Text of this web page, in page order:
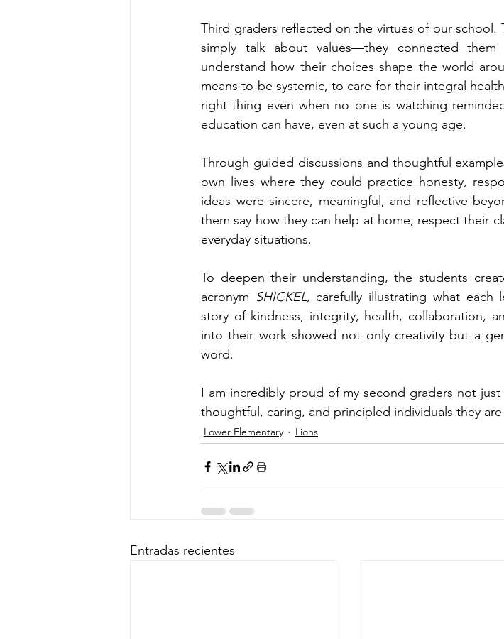
Third graders reflected on the virtues of our school.
simply talk about values—they connected
understand how their choices shape the world
means to be systemic, to care for their integral
right thing even when no one is watching
education can have, even at such a young age.
Through guided discussions and thoughtful
own lives where they could practice honesty,
ideas were sincere, meaningful, and reflective
them say how they can help at home, respect their
everyday situations.
To deepen their understanding, the students
acronym SHICKEL, carefully illustrating what each
story of kindness, integrity, health, collaboration,
into their work showed not only creativity but a
word.
I am incredibly proud of my second graders not
thoughtful, caring, and principled individuals they
Lower Elementary Lions
Entradas recientes